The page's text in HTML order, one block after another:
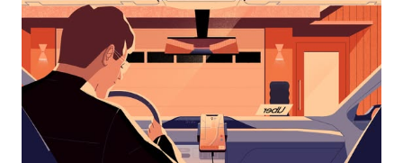
o
calendário
selecionar
uma
data.
Pressione
a
tecla
“ESC”